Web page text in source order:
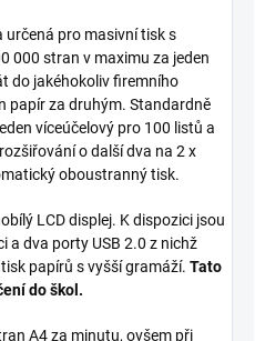
určená pro masivní tisk s
000 stran v maximu za jeden
do jakéhokoliv firemního
papír za druhým. Standardně
víceúčelový pro 100 listů a
o další dva na 2 x
oboustranný tisk.
LCD displej. K dispozici jsou
a dva porty USB 2.0 z nichž
papírů s vyšší gramáží. Tato
do škol.
A4 za minutu, ovšem při